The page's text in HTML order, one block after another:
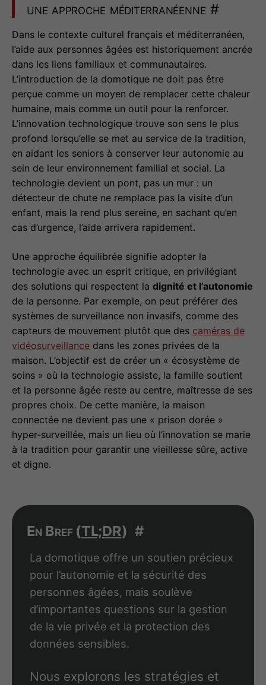
une approche méditerranéenne #
Dans le contexte culturel français et méditerranéen,
l’aide aux personnes âgées est historiquement ancrée
dans les liens familiaux et communautaires.
L’introduction de la domotique ne doit pas être
perçue comme un moyen de remplacer cette chaleur
humaine, mais comme un outil pour la renforcer.
L’innovation technologique trouve son sens le plus
profond lorsqu’elle se met au service de la tradition,
en aidant les seniors à conserver leur autonomie au
sein de leur environnement familial et social. La
technologie devient un pont, pas un mur : un
détecteur de chute ne remplace pas la visite d’un
enfant, mais la rend plus sereine, en sachant qu’en
cas d’urgence, l’aide arrivera rapidement.
Une approche équilibrée signifie adopter la
technologie avec un esprit critique, en privilégiant
des solutions qui respectent la dignité et l’autonomie
de la personne. Par exemple, on peut préférer des
systèmes de surveillance non invasifs, comme des
capteurs de mouvement plutôt que des caméras de
vidéosurveillance dans les zones privées de la
maison. L’objectif est de créer un « écosystème de
soins » où la technologie assiste, la famille soutient
et la personne âgée reste au centre, maîtresse de ses
propres choix. De cette manière, la maison
connectée ne devient pas une « prison dorée »
hyper-surveillée, mais un lieu où l’innovation se marie
à la tradition pour garantir une vieillesse sûre, active
et digne.
En Bref (TL;DR) #
La domotique offre un soutien précieux
pour l’autonomie et la sécurité des
personnes âgées, mais soulève
d’importantes questions sur la gestion
de la vie privée et la protection des
données sensibles.
Nous explorons les stratégies et